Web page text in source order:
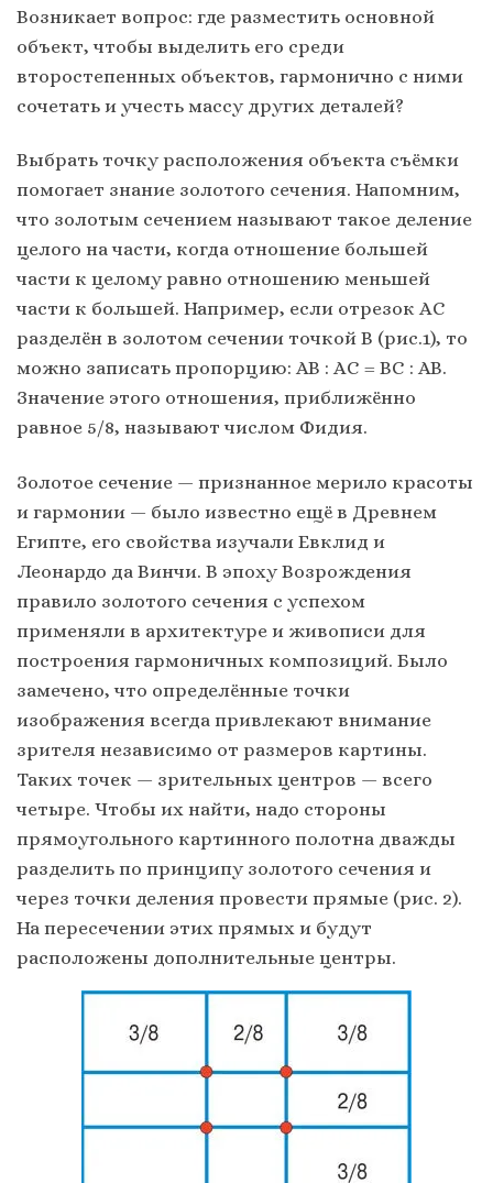
Возникает вопрос: где разместить основной
объект, чтобы выделить его среди
второстепенных объектов, гармонично с ними
сочетать и учесть массу других деталей?
Выбрать точку расположения объекта съёмки
помогает знание золотого сечения. Напомним,
что золотым сечением называют такое деление
целого на части, когда отношение большей
части к целому равно отношению меньшей
части к большей. Например, если отрезок АС
разделён в золотом сечении точкой В (рис.1), то
можно записать пропорцию: АВ : АС = ВС : АВ.
Значение этого отношения, приближённо
равное 5/8, называют числом Фидия.
Золотое сечение — признанное мерило красоты
и гармонии — было известно ещё в Древнем
Египте, его свойства изучали Евклид и
Леонардо да Винчи. В эпоху Возрождения
правило золотого сечения с успехом
применяли в архитектуре и живописи для
построения гармоничных композиций. Было
замечено, что определённые точки
изображения всегда привлекают внимание
зрителя независимо от размеров картины.
Таких точек — зрительных центров — всего
четыре. Чтобы их найти, надо стороны
прямоугольного картинного полотна дважды
разделить по принципу золотого сечения и
через точки деления провести прямые (рис. 2).
На пересечении этих прямых и будут
расположены дополнительные центры.